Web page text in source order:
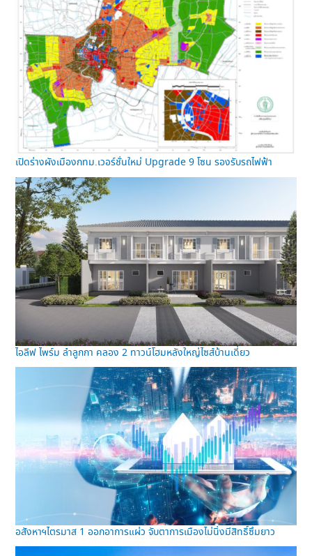
เปิดร่างผังเมืองกทม.เวอร์ชั่นใหม่ Upgrade 9 โซน รองรับรถไฟฟ้า
ไอลีฟ ไพร์ม ลำลูกกา คลอง 2 ทาวน์โฮมหลังใหญ่ไซส์บ้านเดี่ยว
อสังหาฯไตรมาส 1 ออกอาการแผ่ว จับตาการเมืองไม่นิ่งมีสิทธิ์ซึมยาว